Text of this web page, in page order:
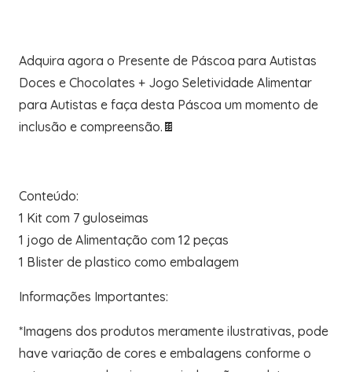
Adquira agora o Presente de Páscoa para Autistas
Doces e Chocolates + Jogo Seletividade Alimentar
para Autistas e faça desta Páscoa um momento de
inclusão e compreensão.🍫
Conteúdo:
1 Kit com 7 guloseimas
1 jogo de Alimentação com 12 peças
1 Blister de plastico como embalagem
Informações Importantes:
*Imagens dos produtos meramente ilustrativas, pode
have variação de cores e embalagens conforme o